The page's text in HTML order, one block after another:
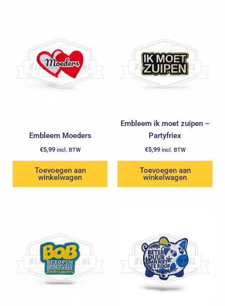
Embleem Moeders
€5,99 incl. BTW
Toevoegen aan
winkelwagen
Embleem ik moet zuipen –
Partyfriex
€5,99 incl. BTW
Toevoegen aan
winkelwagen